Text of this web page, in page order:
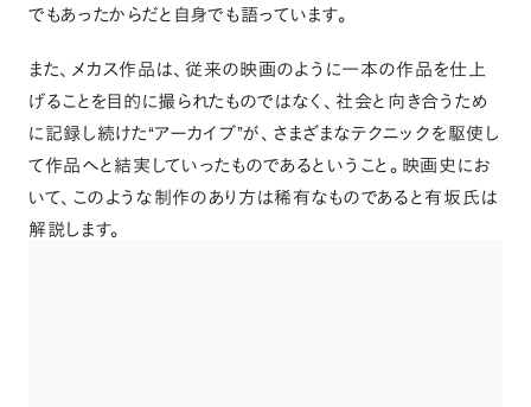
でもあったからだと自身でも語っています。
また、 メカス作品は、 従来の映画のように一本の作品を仕上
げることを目的に撮られたものではなく 、 社会と向き合うため
に記録し続けた“アーカイブ”が 、 さまざまなテクニックを駆使し
て作品へと結実していったものであるということ 。 映画史にお
いて、 このような制作のあり方は稀有なものであると有坂氏は
解説します。